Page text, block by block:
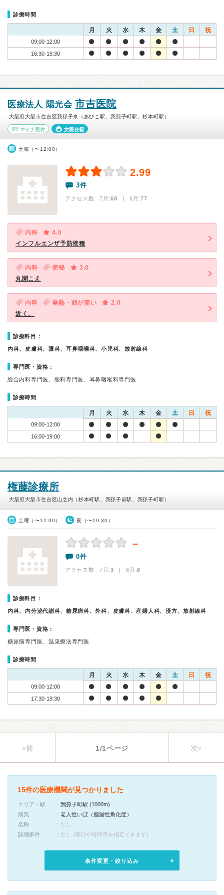
診療時間
月 火 水 木 金 土 日 祝
09:00-12:00
16:30-19:30
医療法人 陽光会市吉医院
大阪府大阪市住吉区我孫子東（あびこ駅、我孫子町駅、杉本町駅）
マイナ受付 女医在籍
土曜（〜12:00）
2.99
3件
アクセス数 7月:68 | 6月:77
内科
4.0
インフルエンザ予防接種
内科 便秘
3.0
丸聞こえ
内科 発熱・頭が痛い
2.0
近く。
診療科目：
内科、皮膚科、眼科、耳鼻咽喉科、小児科、放射線科
専門医・資格：
総合内科専門医、眼科専門医、耳鼻咽喉科専門医
診療時間
月 火 水 木 金 土 日 祝
09:00-12:00
16:00-19:00
権藤診療所
大阪府大阪市住吉区山之内（杉本町駅、我孫子前駅、我孫子町駅）
土曜（〜12:00） 夜（〜19:30）
－
0件
アクセス数 7月:3 | 6月:6
診療科目：
内科、内分泌代謝科、糖尿病科、外科、皮膚科、産婦人科、漢方、放射線科
専門医・資格：
糖尿病専門医、温泉療法専門医
診療時間
月 火 水 木 金 土 日 祝
09:00-12:00
17:30-19:30
«前 1/1ページ 次»
15件の医療機関が見つかりました
エリア・駅
我孫子町駅 (1000m)
病気
老人性いぼ（脂漏性角化症）
名称
なし
詳細条件
なし (曜日や時間帯を指定できます)
条件変更・絞り込み